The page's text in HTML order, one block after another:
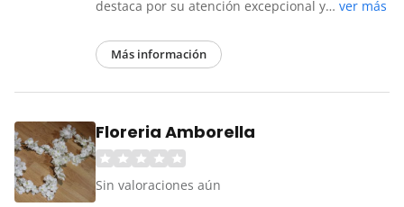
destaca por su atención excepcional y… ver más
Más información
Floreria Amborella
Sin valoraciones aún